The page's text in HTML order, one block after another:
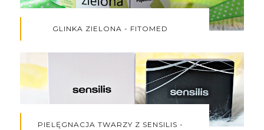
GLINKA ZIELONA - FITOMED
PIELĘGNACJA TWARZY Z SENSILIS -